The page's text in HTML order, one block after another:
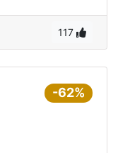
117
-62%